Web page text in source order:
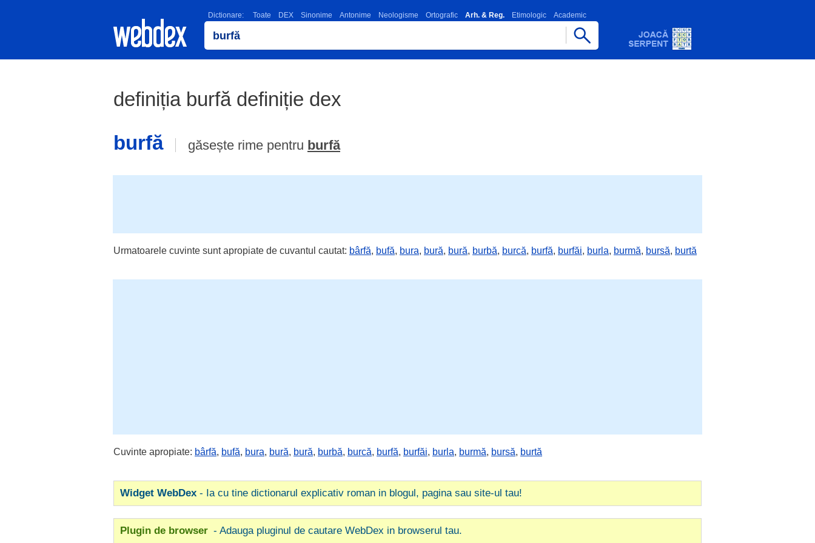
Dictionare: Toate DEX Sinonime Antonime Neologisme Ortografic Arh. & Reg. Etimologic Academic
definiția burfă definiție dex
burfă
găsește rime pentru burfă
Urmatoarele cuvinte sunt apropiate de cuvantul cautat: bârfă, bufă, bura, bură, bură, burbă, burcă, burfă, burfăi, burla, burmă, bursă, burtă
Cuvinte apropiate: bârfă, bufă, bura, bură, bură, burbă, burcă, burfă, burfăi, burla, burmă, bursă, burtă
Widget WebDex - Ia cu tine dictionarul explicativ roman in blogul, pagina sau site-ul tau!
Plugin de browser - Adauga pluginul de cautare WebDex in browserul tau.